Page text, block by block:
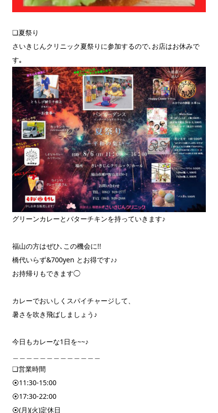
❏夏祭り
さいきじんクリニック夏祭りに参加するので､お店はお休みで
す｡
グリーンカレーとバターチキンを持っていきます♪
福山の方はぜひ､この機会に!!
橋代いらず&700yen とお得です♪♪
お持帰りもできます◯
カレーでおいしくスパイチャージして、
暑さを吹き飛ばしましょう♪
今日もカレーな1日を~~♪
❏営業時間
⦿11:30-15:00
⦿17:30-22:00
⦿(月)(火)定休日